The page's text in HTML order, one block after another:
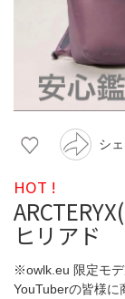
シ
HOT !
ヒリアド
※owlk.eu 限定モ
YouTuberの皆様に